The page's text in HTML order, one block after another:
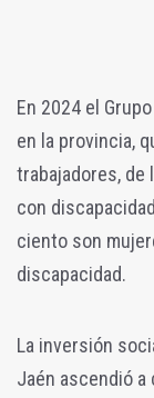
En 2024 el
en la provincia,
trabajadores, de
con
ciento son
discapacidad.
La inversión
Jaén ascendió